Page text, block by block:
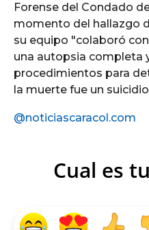
Forense del Condado
momento del hallazgo
su equipo "colaboró
una autopsia completa
procedimientos para
la muerte fue un
@noticiascaracol.com
Cual es